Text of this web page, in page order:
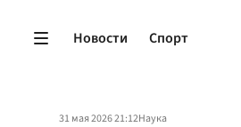
Новости Спорт
31 мая 2026 21:12Наука